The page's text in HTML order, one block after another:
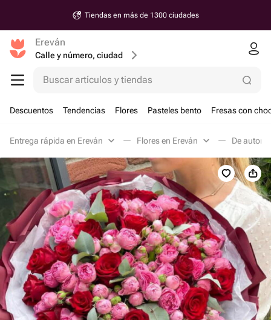
Tiendas en más de 1300 ciudades
Ereván
Calle y número, ciudad
Buscar artículos y tiendas
Descuentos Tendencias Flores Pasteles bento Fresas con
Entrega rápida en Ereván Flores en Ereván De autor